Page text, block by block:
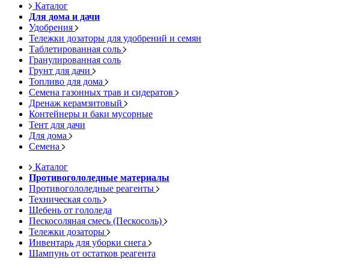
Каталог
Для дома и дачи
Удобрения
Тележки дозаторы для удобрений и семян
Таблетированная соль
Гранулированная соль
Грунт для дачи
Топливо для дома
Семена газонных трав и сидератов
Дренаж керамзитовый
Контейнеры и баки мусорные
Тент для дачи
Для дома
Семена
Каталог
Противогололедные материалы
Противогололедные реагенты
Техническая соль
Щебень от гололеда
Пескосоляная смесь (Пескосоль)
Тележки дозаторы
Инвентарь для уборки снега
Шампунь от остатков реагента